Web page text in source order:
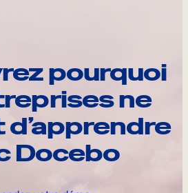
pourquoi
ne
Docebo